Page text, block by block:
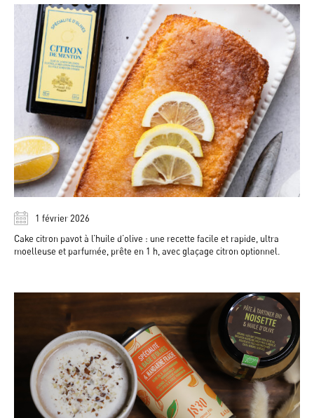
1 février 2026
Cake citron pavot à l’huile d’olive : une recette facile et rapide, ultra
moelleuse et parfumée, prête en 1 h, avec glaçage citron optionnel.